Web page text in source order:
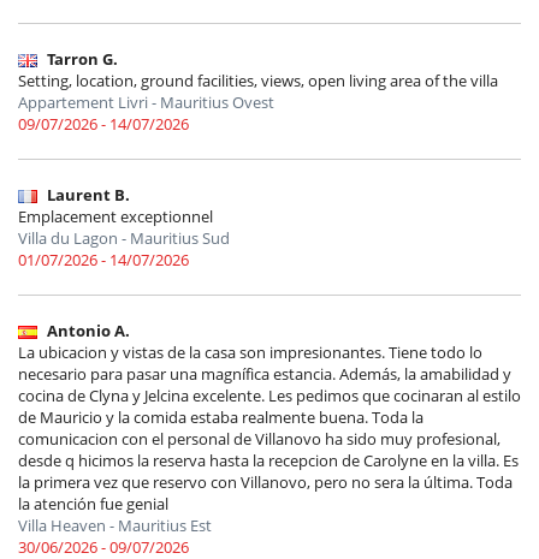
Tarron G.
Setting, location, ground facilities, views, open living area of the villa
Appartement Livri - Mauritius Ovest
09/07/2026 - 14/07/2026
Laurent B.
Emplacement exceptionnel
Villa du Lagon - Mauritius Sud
01/07/2026 - 14/07/2026
Antonio A.
La ubicacion y vistas de la casa son impresionantes. Tiene todo lo
necesario para pasar una magnífica estancia. Además, la amabilidad y
cocina de Clyna y Jelcina excelente. Les pedimos que cocinaran al estilo
de Mauricio y la comida estaba realmente buena. Toda la
comunicacion con el personal de Villanovo ha sido muy profesional,
desde q hicimos la reserva hasta la recepcion de Carolyne en la villa. Es
la primera vez que reservo con Villanovo, pero no sera la última. Toda
la atención fue genial
Villa Heaven - Mauritius Est
30/06/2026 - 09/07/2026